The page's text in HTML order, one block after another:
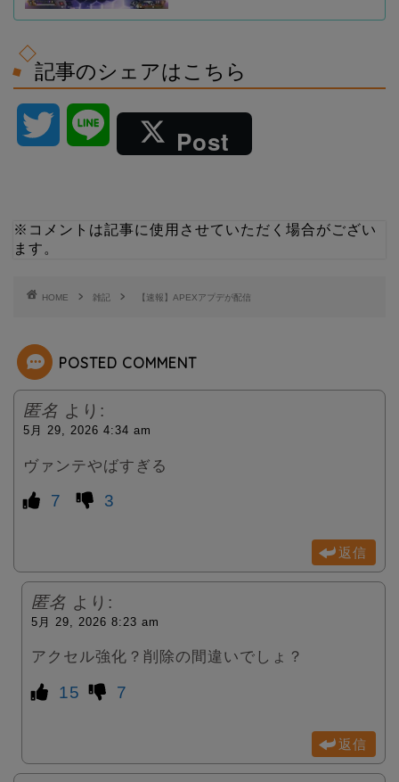
記事のシェアはこちら
t
Post
※コメントは記事に使用させていただく場合がござい
ます。
HOME 雑記 【速報】APEXアプデが配信
POSTED COMMENT
匿名 より:
5月 29, 2026 4:34 am
ヴァンテやばすぎる
7 3
返信
匿名 より:
5月 29, 2026 8:23 am
アクセル強化？削除の間違いでしょ？
15 7
返信